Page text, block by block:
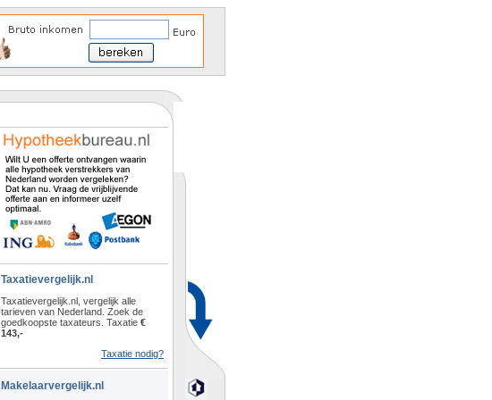
Taxatievergelijk.nl
Taxatievergelijk.nl, vergelijk alle
tarieven van Nederland. Zoek de
goedkoopste taxateurs. Taxatie €
143,-
Taxatie nodig?
Makelaarvergelijk.nl